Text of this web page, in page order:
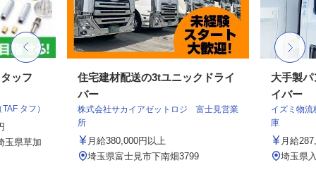
ッフ
タフ）
玉県草加
住宅建材配送の3tユニックドライ
バー
株式会社サカイアゼットロジ 富士見営業
所
月給380,000円以上
埼玉県富士見市下南畑3799
大手製
イバー
イズミ物
庫
月給
埼玉県